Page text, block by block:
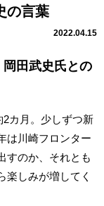
の言葉
2022.04.15
田武史氏との
カ月。少しずつ新
は川崎フロンター
すのか、それとも
楽しみが増してく